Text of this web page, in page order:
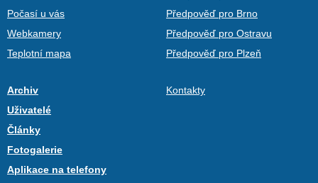
Počasí u vás
Webkamery
Teplotní mapa
Předpověď pro Brno
Předpověď pro Ostravu
Předpověď pro Plzeň
Archiv
Uživatelé
Články
Fotogalerie
Aplikace na telefony
Kontakty